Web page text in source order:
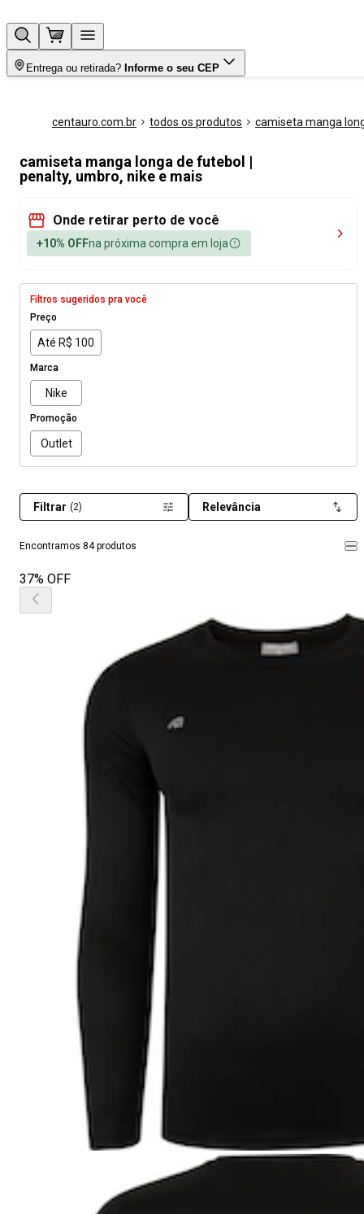
Entrega ou retirada? Informe o seu CEP
centauro.com.br todos os produtos camiseta manga
camiseta manga longa de futebol |
penalty, umbro, nike e mais
Onde retirar perto de você
+10% OFFna próxima compra em loja
Filtros sugeridos pra você
Preço
Até R$ 100
Marca
Nike
Promoção
Outlet
Encontramos 84 produtos
Filtrar (2) Relevância
37% OFF